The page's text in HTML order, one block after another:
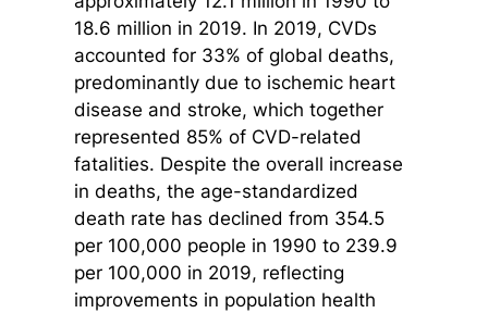
18.6 million in 2019. In 2019, CVDs
accounted for 33% of global deaths,
predominantly due to ischemic heart
disease and stroke, which together
represented 85% of CVD-related
fatalities. Despite the overall increase
in deaths, the age-standardized
death rate has declined from 354.5
per 100,000 people in 1990 to 239.9
per 100,000 in 2019, reflecting
improvements in population health